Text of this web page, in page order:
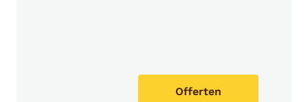
Offerten